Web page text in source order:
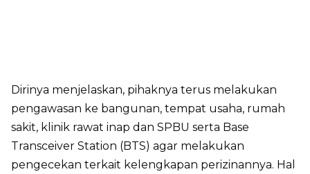
Dirinya menjelaskan, pihaknya terus melakukan
pengawasan ke bangunan, tempat usaha, rumah
sakit, klinik rawat inap dan SPBU serta Base
Transceiver Station (BTS) agar melakukan
pengecekan terkait kelengkapan perizinannya. Hal